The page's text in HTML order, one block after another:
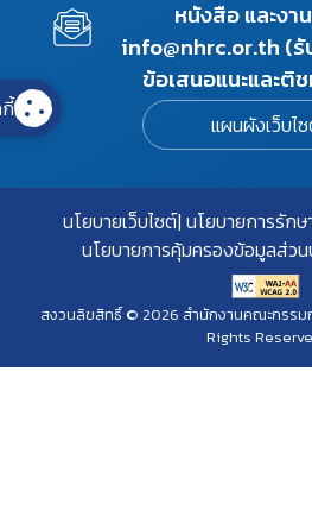
หนังสือ และง
info@nhrc.or.th (
ข้อเสนอแนะและติ
แผนผังเว็บไ
นโยบายเว็บไซต์ นโยบายการรัก
นโยบายการคุ้มครองข้อมูลส่ว
สงวนลิขสิทธิ์ © 2026 สำนักงานคณะกรร
Rights